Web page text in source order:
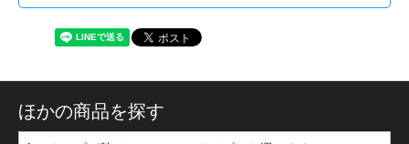
ほかの商品を探す